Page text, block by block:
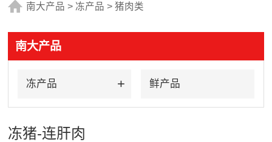
南大产品 > 冻产品 >猪肉类
南大产品
冻产品 鲜产品
冻猪-连肝肉